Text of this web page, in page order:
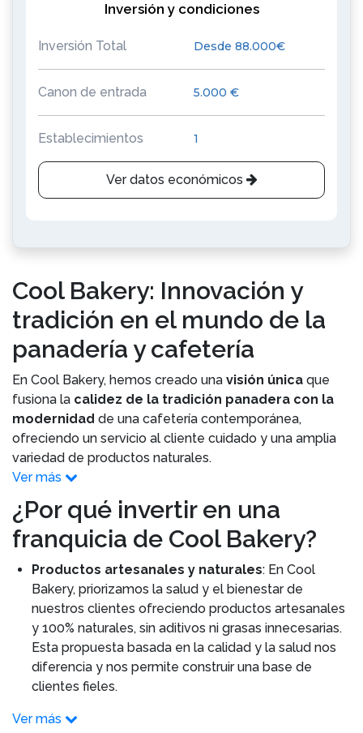
Inversión y condiciones
Inversión Total Desde 88.000€
Canon de entrada 5.000 €
Establecimientos 1
Ver datos económicos
Cool Bakery: Innovación y
tradición en el mundo de la
panadería y cafetería
En Cool Bakery, hemos creado una visión única que
fusiona la calidez de la tradición panadera con la
modernidad de una cafetería contemporánea,
ofreciendo un servicio al cliente cuidado y una amplia
variedad de productos naturales.
Ver más
¿Por qué invertir en una
franquicia de Cool Bakery?
Productos artesanales y naturales: En Cool
Bakery, priorizamos la salud y el bienestar de
nuestros clientes ofreciendo productos artesanales
y 100% naturales, sin aditivos ni grasas innecesarias.
Esta propuesta basada en la calidad y la salud nos
diferencia y nos permite construir una base de
clientes fieles.
Ver más